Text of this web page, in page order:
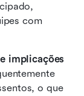
com
implicações
o que